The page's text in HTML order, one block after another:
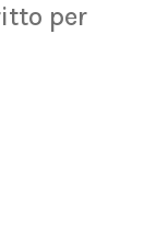
per